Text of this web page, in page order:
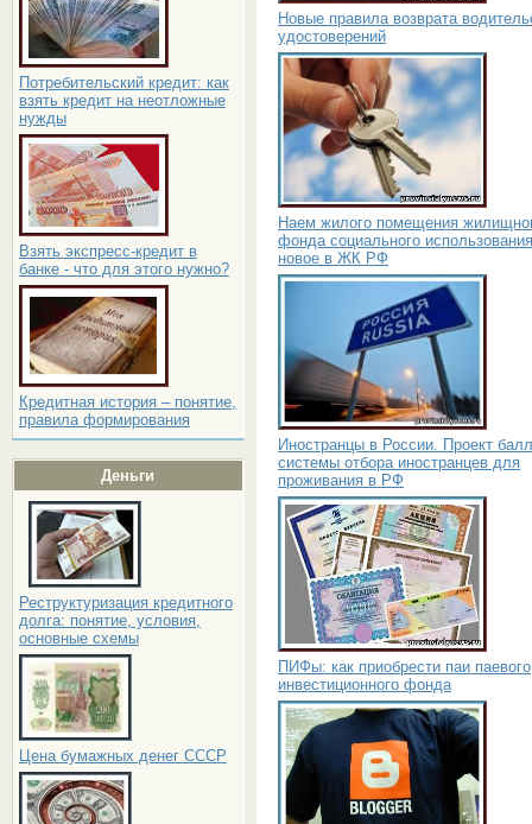
Потребительский кредит: как
взять кредит на неотложные
нужды
Взять экспресс-кредит в
банке - что для этого нужно?
Кредитная история – понятие,
правила формирования
Деньги
Реструктуризация кредитного
долга: понятие, условия,
основные схемы
Цена бумажных денег СССР
Новые правила возврата
удостоверений
Наем жилого помещения
фонда социального
новое в ЖК РФ
Иностранцы в России. Проект
системы отбора иностранцев для
проживания в РФ
ПИФы: как приобрести паи паевого
инвестиционного фонда